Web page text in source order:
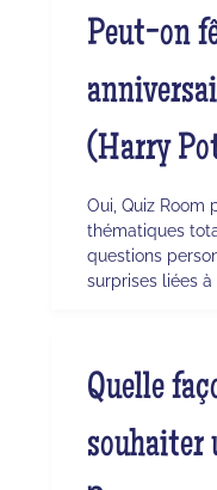
Peut-on
(Harry
Oui, Quiz Room
thématiques
questions
surprises liées
Quelle
souhaiter